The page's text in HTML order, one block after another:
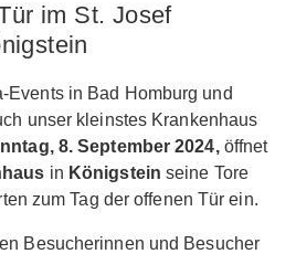
im St. Josef
Events in Bad Homburg und
unser kleinstes Krankenhaus
8. September 2024,öffnet
in Königsteinseine Tore
zum Tag der offenen Tür ein.
Besucherinnen und Besucher